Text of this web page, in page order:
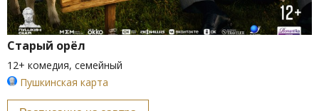
Старый орёл
12+ комедия, семейный
Пушкинская карта